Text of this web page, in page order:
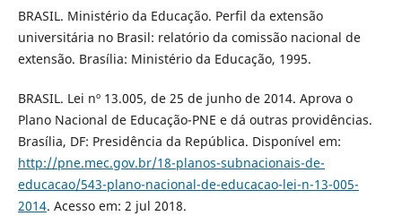
BRASIL. Ministério da Educação. Perfil da extensão
universitária no Brasil: relatório da comissão nacional de
extensão. Brasília: Ministério da Educação, 1995.
BRASIL. Lei nº 13.005, de 25 de junho de 2014. Aprova o
Plano Nacional de Educação-PNE e dá outras providências.
Brasília, DF: Presidência da República. Disponível em:
http://pne.mec.gov.br/18-planos-subnacionais-de-
educacao/543-plano-nacional-de-educacao-lei-n-13-005-
2014. Acesso em: 2 jul 2018.